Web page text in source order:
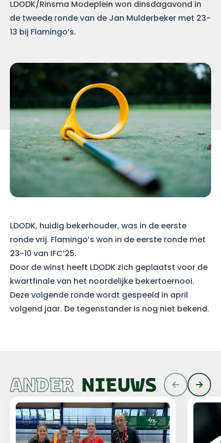
LDODK/Rinsma Modeplein won dinsdagavond in
de tweede ronde van de Jan Mulderbeker met 23-
13 bij Flamingo’s.
LDODK, huidig bekerhouder, was in de eerste
ronde vrij. Flamingo’s won in de eerste ronde met
23-10 van IFC’25.
Door de winst heeft LDODK zich geplaatst voor de
kwartfinale van het noordelijke bekertoernooi.
Deze volgende ronde wordt gespeeld in april
volgend jaar. De tegenstander is nog niet bekend.
ANDER NIEUWS